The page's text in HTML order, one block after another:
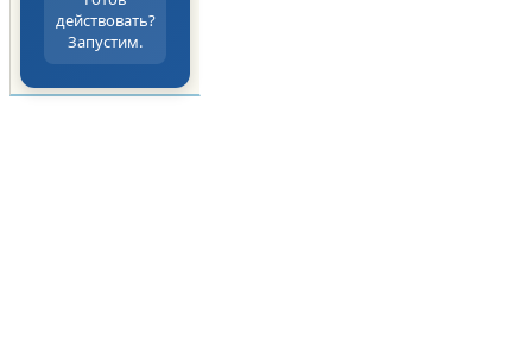
действовать?
Запустим.